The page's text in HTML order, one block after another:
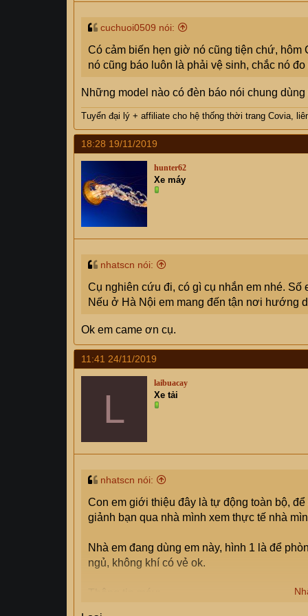
cuchuoi0509 nói:
Có cảm biến hẹn giờ nó cũng tiện chứ, hôm
nó cũng báo luôn là phải vệ sinh, chắc nó
Những model nào có đèn báo nói chung
Tuyển đại lý + affiliate cho hệ thống thời trang Covia,
18:28 19/11/2019
hunter62
Xe máy
nhatscn nói:
Cụ nghiên cứu đi, có gì cụ nhắn em nhé. Số
Nếu ở Hà Nội em mang đến tận nơi hướng
Ok em came ơn cụ.
11:41 24/11/2019
L
laibuacay
Xe tải
nhatscn nói:
Con em giới thiệu đây là tự động toàn bộ,
giảnh bạn qua nhà mình xem thực tế nhà
Nhà em đang dùng em này, hình 1 là để
ngủ, không khí có vẻ ok.